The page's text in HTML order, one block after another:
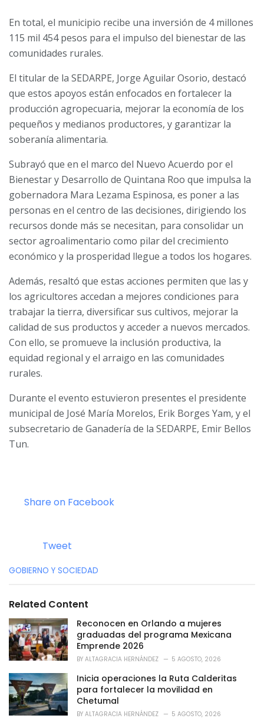
En total, el municipio recibe una inversión de 4 millones
115 mil 454 pesos para el impulso del bienestar de las
comunidades rurales.
El titular de la SEDARPE, Jorge Aguilar Osorio, destacó
que estos apoyos están enfocados en fortalecer la
producción agropecuaria, mejorar la economía de los
pequeños y medianos productores, y garantizar la
soberanía alimentaria.
Subrayó que en el marco del Nuevo Acuerdo por el
Bienestar y Desarrollo de Quintana Roo que impulsa la
gobernadora Mara Lezama Espinosa, es poner a las
personas en el centro de las decisiones, dirigiendo los
recursos donde más se necesitan, para consolidar un
sector agroalimentario como pilar del crecimiento
económico y la prosperidad llegue a todos los hogares.
Además, resaltó que estas acciones permiten que las y
los agricultores accedan a mejores condiciones para
trabajar la tierra, diversificar sus cultivos, mejorar la
calidad de sus productos y acceder a nuevos mercados.
Con ello, se promueve la inclusión productiva, la
equidad regional y el arraigo en las comunidades
rurales.
Durante el evento estuvieron presentes el presidente
municipal de José María Morelos, Erik Borges Yam, y el
subsecretario de Ganadería de la SEDARPE, Emir Bellos
Tun.
Share on Facebook
Tweet
C
e
o
r
i
e
:
GOBIERNO Y SOCIEDAD
Related Content
Reconocen en Orlando a mujeres
graduadas del programa Mexicana
Emprende 2026
BY ALTAGRACIA HERNÁNDEZ 5 AGOSTO, 2026
Inicia operaciones la Ruta Calderitas
para fortalecer la movilidad en
Chetumal
BY ALTAGRACIA HERNÁNDEZ 5 AGOSTO, 2026